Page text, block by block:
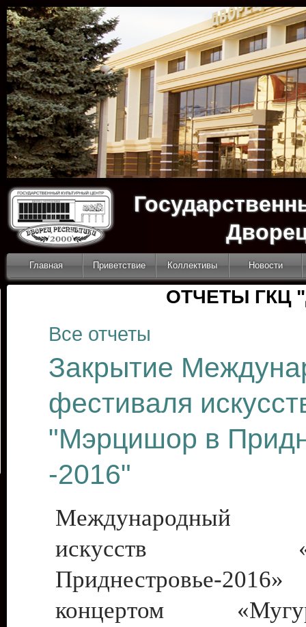
Главная Приветствие Коллективы Новости
ОТЧЕТЫ ГКЦ
Все отчеты
Закрытие
фестиваля
"Мэрцишор в
-2016"
Международный
искусств
Приднестровье-
концертом